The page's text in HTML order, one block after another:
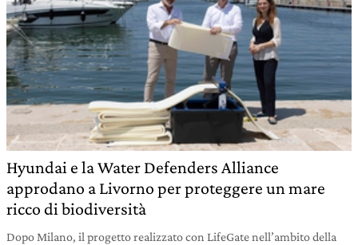
Hyundai e la Water Defenders Alliance
approdano a Livorno per proteggere un mare
ricco di biodiversità
Dopo Milano, il progetto realizzato con LifeGate nell’ambito della